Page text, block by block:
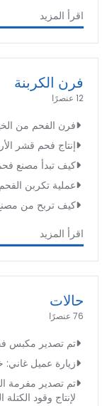
اقرأ المزيد
فرن الكربنة
12 عنصرًا
فرن الفحم من
إنتاج فحم قشر
كيف تبدأ مصنع
عملية تكربن
كيف تربح من
اقرأ المزيد
حالات
76 عنصرًا
تم تصدير مكبس فحم ديزل بقوة
زيارة عميل
لإنتاج وقود الكتلة